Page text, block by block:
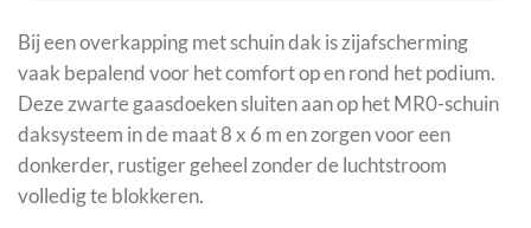
Bij een overkapping met schuin dak is zijafscherming
vaak bepalend voor het comfort op en rond het podium.
Deze zwarte gaasdoeken sluiten aan op het MR0-schuin
daksysteem in de maat 8 x 6 m en zorgen voor een
donkerder, rustiger geheel zonder de luchtstroom
volledig te blokkeren.